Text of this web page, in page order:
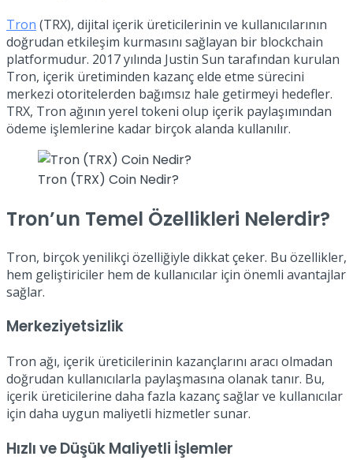
Tron (TRX), dijital içerik üreticilerinin ve kullanıcılarının
doğrudan etkileşim kurmasını sağlayan bir blockchain
platformudur. 2017 yılında Justin Sun tarafından kurulan
Tron, içerik üretiminden kazanç elde etme sürecini
merkezi otoritelerden bağımsız hale getirmeyi hedefler.
TRX, Tron ağının yerel tokeni olup içerik paylaşımından
ödeme işlemlerine kadar birçok alanda kullanılır.
Tron (TRX) Coin Nedir?
Tron’un Temel Özellikleri Nelerdir?
Tron, birçok yenilikçi özelliğiyle dikkat çeker. Bu özellikler,
hem geliştiriciler hem de kullanıcılar için önemli avantajlar
sağlar.
Merkeziyetsizlik
Tron ağı, içerik üreticilerinin kazançlarını aracı olmadan
doğrudan kullanıcılarla paylaşmasına olanak tanır. Bu,
içerik üreticilerine daha fazla kazanç sağlar ve kullanıcılar
için daha uygun maliyetli hizmetler sunar.
Hızlı ve Düşük Maliyetli İşlemler